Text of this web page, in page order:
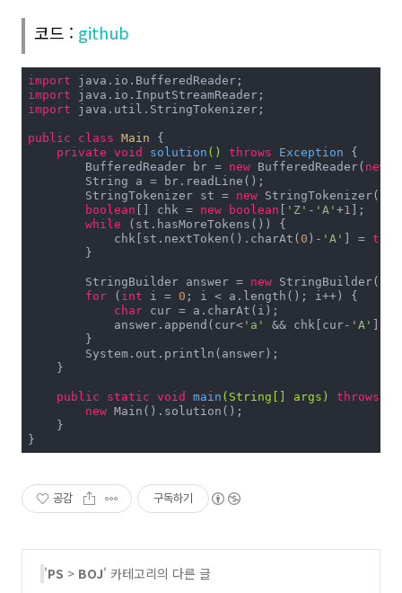
코드 : github
import
import
import java.util.StringTokenizer;
public class Main
{
private void solution () throws Exception {
        BufferedReader br =
new BufferedReader( new
        String a = br.readLine();
        StringTokenizer st =
new
boolean [] chk = new boolean [ 'Z' - 'A' +1 ];
while (st.hasMoreTokens()) {
            chk[st.nextToken().charAt(
0 )- 'A' ] = true
        }
        StringBuilder answer =
new StringBuilder();
for ( int i = 0 ; i < a.length(); i++) {
char cur = a.charAt(i);
            answer.append(cur<
'a' && chk[cur- 'A' ] ?
        }
        System.out.println(answer);
    }
public static void main (String[] args) throws
new Main().solution();
    }
}
공감 구독하기
'PS > BOJ' 카테고리의 다른 글